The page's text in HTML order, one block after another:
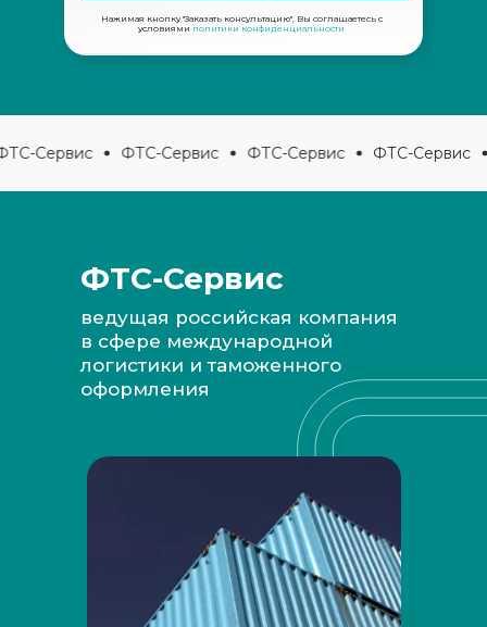
Нажимая кнопку "Заказать консультацию", Вы соглашаетесь с
условиями политики конфиденциальности
Сервис ФТС-Сервис ФТС-Сервис ФТС-Сервис
ведущая российская компания
в сфере международной
логистики и таможенного
оформления
ФТС-Сервис